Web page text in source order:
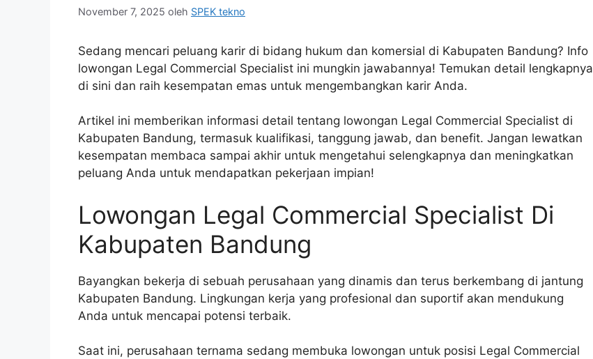
November 7, 2025 oleh SPEK tekno
Sedang mencari peluang karir di bidang hukum dan komersial di Kabupaten Bandung? Info
lowongan Legal Commercial Specialist ini mungkin jawabannya! Temukan detail lengkapnya
di sini dan raih kesempatan emas untuk mengembangkan karir Anda.
Artikel ini memberikan informasi detail tentang lowongan Legal Commercial Specialist di
Kabupaten Bandung, termasuk kualifikasi, tanggung jawab, dan benefit. Jangan lewatkan
kesempatan membaca sampai akhir untuk mengetahui selengkapnya dan meningkatkan
peluang Anda untuk mendapatkan pekerjaan impian!
Lowongan Legal Commercial Specialist Di
Kabupaten Bandung
Bayangkan bekerja di sebuah perusahaan yang dinamis dan terus berkembang di jantung
Kabupaten Bandung. Lingkungan kerja yang profesional dan suportif akan mendukung
Anda untuk mencapai potensi terbaik.
Saat ini, perusahaan ternama sedang membuka lowongan untuk posisi Legal Commercial